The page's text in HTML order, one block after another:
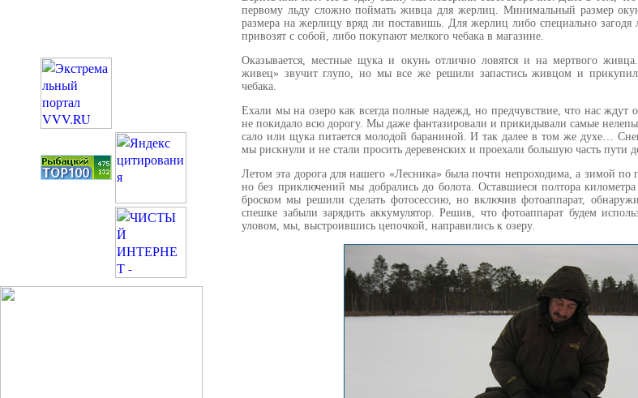
первому льду сложно поймать живца для жерлиц. Минимальный размер
размера на жерлицу вряд ли поставишь. Для жерлиц либо специально
привозят с собой, либо покупают мелкого чебака в магазине.
Оказывается, местные щука и окунь отлично ловятся и на мертвого
живец» звучит глупо, но мы все же решили запастись живцом и
чебака.
Ехали мы на озеро как всегда полные надежд, но предчувствие, что нас ждут
не покидало всю дорогу. Мы даже фантазировали и прикидывали самые
сало или щука питается молодой бараниной. И так далее в том же духе…
мы рискнули и не стали просить деревенских и проехали большую часть пути
Летом эта дорога для нашего «Лесника» была почти непроходима, а зимой по
но без приключений мы добрались до болота. Оставшиеся полтора
броском мы решили сделать фотосессию, но включив фотоаппарат,
спешке забыли зарядить аккумулятор. Решив, что фотоаппарат будем
уловом, мы, выстроившись цепочкой, направились к озеру.